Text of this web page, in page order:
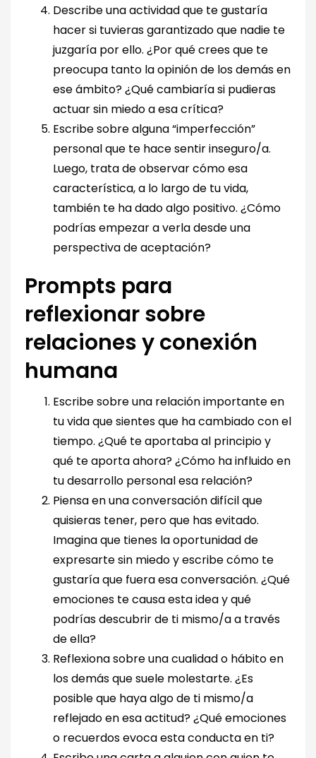
Describe una actividad que te gustaría
hacer si tuvieras garantizado que nadie te
juzgaría por ello. ¿Por qué crees que te
preocupa tanto la opinión de los demás en
ese ámbito? ¿Qué cambiaría si pudieras
actuar sin miedo a esa crítica?
Escribe sobre alguna “imperfección”
personal que te hace sentir inseguro/a.
Luego, trata de observar cómo esa
característica, a lo largo de tu vida,
también te ha dado algo positivo. ¿Cómo
podrías empezar a verla desde una
perspectiva de aceptación?
Prompts para
reflexionar sobre
relaciones y conexión
humana
Escribe sobre una relación importante en
tu vida que sientes que ha cambiado con el
tiempo. ¿Qué te aportaba al principio y
qué te aporta ahora? ¿Cómo ha influido en
tu desarrollo personal esa relación?
Piensa en una conversación difícil que
quisieras tener, pero que has evitado.
Imagina que tienes la oportunidad de
expresarte sin miedo y escribe cómo te
gustaría que fuera esa conversación. ¿Qué
emociones te causa esta idea y qué
podrías descubrir de ti mismo/a a través
de ella?
Reflexiona sobre una cualidad o hábito en
los demás que suele molestarte. ¿Es
posible que haya algo de ti mismo/a
reflejado en esa actitud? ¿Qué emociones
o recuerdos evoca esta conducta en ti?